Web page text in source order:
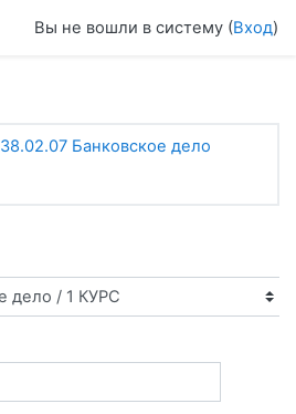
Вы не вошли в систему (Вход)
38.02.07 Банковское дело